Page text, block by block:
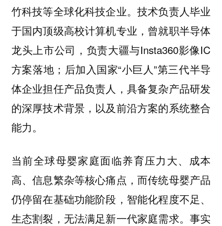
竹科技等全球化科技企业。技术负责人毕业
于国内顶级高校计算机专业，曾就职半导体
龙头上市公司，负责大疆与Insta360影像IC
方案落地；后加入国家“小巨人”第三代半导
体企业担任产品负责人，具备复杂产品研发
的深厚技术背景，以及前沿方案的系统整合
能力。
当前全球母婴家庭面临养育压力大、成本
高、信息繁杂等核心痛点，而传统母婴产品
仍停留在基础功能阶段，智能化程度不足、
生态割裂，无法满足新一代家庭需求。事实